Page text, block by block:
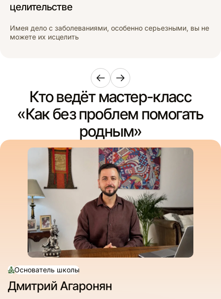
целительстве
Имея дело с заболеваниями, особенно серьезными, вы не
можете их исцелить
Кто ведёт мастер-класс
«Как без проблем помогать
родным»
Основатель школы
Дмитрий Агаронян